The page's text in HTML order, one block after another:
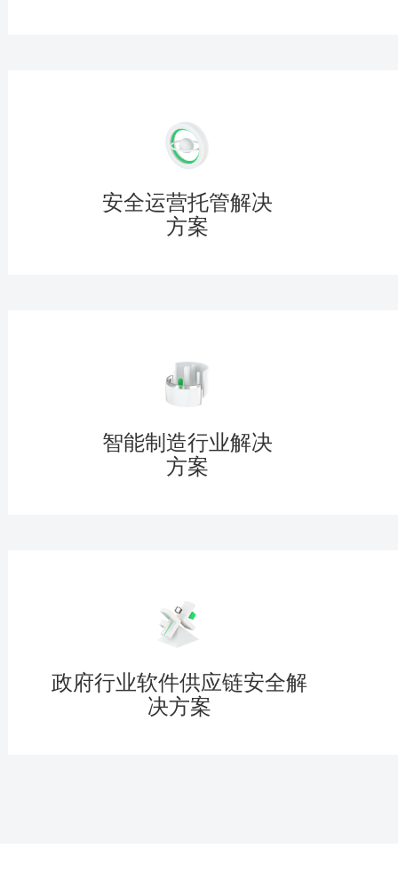
安全运营托管解决
方案
智能制造行业解决
方案
政府行业软件供应链安全解
决方案